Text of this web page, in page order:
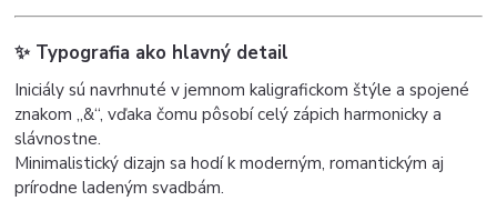
✨ Typografia ako hlavný detail
Iniciály sú navrhnuté v jemnom kaligrafickom štýle a spojené
znakom „&“, vďaka čomu pôsobí celý zápich harmonicky a
slávnostne.
Minimalistický dizajn sa hodí k moderným, romantickým aj
prírodne ladeným svadbám.